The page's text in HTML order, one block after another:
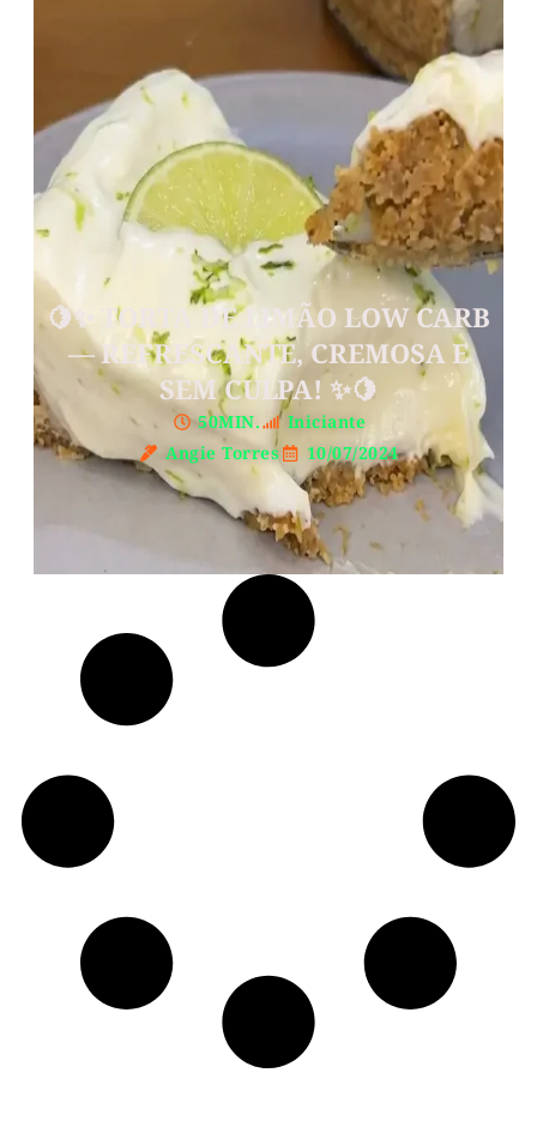
🍋✨ TORTA DE LIMÃO LOW CARB
— REFRESCANTE, CREMOSA E
SEM CULPA! ✨🍋
50MIN.
Iniciante
Angie Torres
10/07/2024